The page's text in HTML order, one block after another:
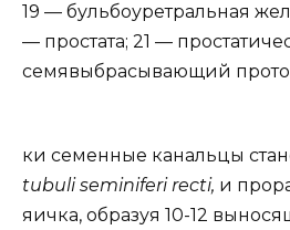
19 — бульбоуретральная
— простата; 21 —
семявыбрасывающий
ки семенные канальцы
tubuli seminiferi recti, и
яичка, образуя 10-12